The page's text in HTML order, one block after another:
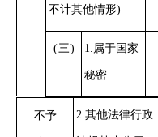
不计其他情形)
(三) 1.属于国家
秘密
不予 2.其他法律行政